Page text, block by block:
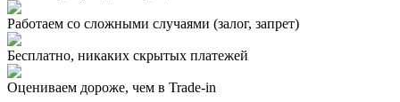
Работаем со сложными случаями (залог, запрет)
Бесплатно, никаких скрытых платежей
Оцениваем дороже, чем в Trade‑in